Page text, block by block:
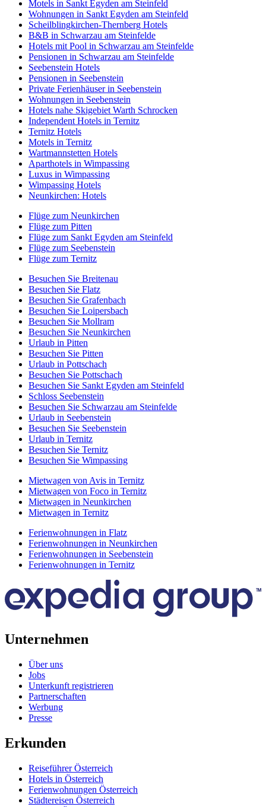
Motels in Sankt Egyden am Steinfeld
Wohnungen in Sankt Egyden am Steinfeld
Scheilblingkirchen-Thernberg Hotels
B&B in Schwarzau am Steinfelde
Hotels mit Pool in Schwarzau am Steinfelde
Pensionen in Schwarzau am Steinfelde
Seebenstein Hotels
Pensionen in Seebenstein
Private Ferienhäuser in Seebenstein
Wohnungen in Seebenstein
Hotels nahe Skigebiet Warth Schrocken
Independent Hotels in Ternitz
Ternitz Hotels
Motels in Ternitz
Wartmannstetten Hotels
Aparthotels in Wimpassing
Luxus in Wimpassing
Wimpassing Hotels
Neunkirchen: Hotels
Flüge zum Neunkirchen
Flüge zum Pitten
Flüge zum Sankt Egyden am Steinfeld
Flüge zum Seebenstein
Flüge zum Ternitz
Besuchen Sie Breitenau
Besuchen Sie Flatz
Besuchen Sie Grafenbach
Besuchen Sie Loipersbach
Besuchen Sie Mollram
Besuchen Sie Neunkirchen
Urlaub in Pitten
Besuchen Sie Pitten
Urlaub in Pottschach
Besuchen Sie Pottschach
Besuchen Sie Sankt Egyden am Steinfeld
Schloss Seebenstein
Besuchen Sie Schwarzau am Steinfelde
Urlaub in Seebenstein
Besuchen Sie Seebenstein
Urlaub in Ternitz
Besuchen Sie Ternitz
Besuchen Sie Wimpassing
Mietwagen von Avis in Ternitz
Mietwagen von Foco in Ternitz
Mietwagen in Neunkirchen
Mietwagen in Ternitz
Ferienwohnungen in Flatz
Ferienwohnungen in Neunkirchen
Ferienwohnungen in Seebenstein
Ferienwohnungen in Ternitz
Unternehmen
Über uns
Jobs
Unterkunft registrieren
Partnerschaften
Werbung
Presse
Erkunden
Reiseführer Österreich
Hotels in Österreich
Ferienwohnungen Österreich
Städtereisen Österreich